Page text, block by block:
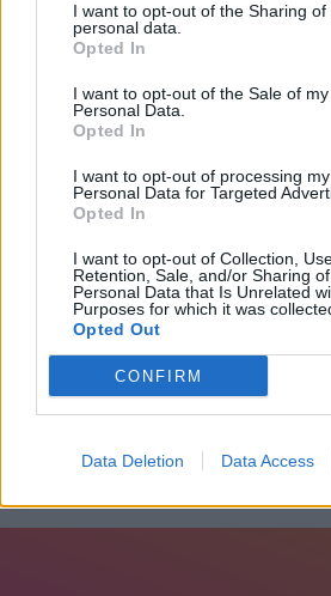
I want to opt-out of the Sharing of
personal data.
Opted In
I want to opt-out of the Sale of my
Personal Data.
Opted In
I want to opt-out of processing my
Personal Data for Targeted
Opted In
I want to opt-out of Collection,
Retention, Sale, and/or Sharing
Personal Data that Is Unrelated
Purposes for which it was
Opted Out
CONFIRM
Data Deletion Data Access
– Δεν...